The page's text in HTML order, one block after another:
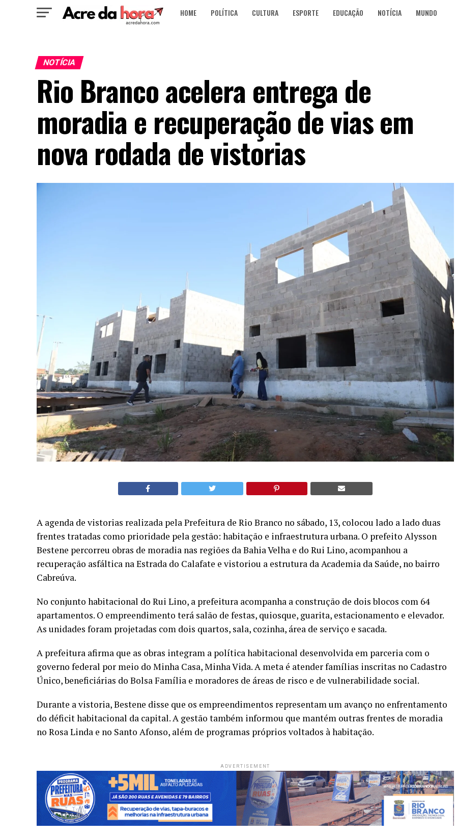
HOME POLÍTICA CULTURA ESPORTE EDUCAÇÃO NOTÍCIA MUNDO
NOTÍCIA
Rio Branco acelera entrega de
moradia e recuperação de vias em
nova rodada de vistorias
A agenda de vistorias realizada pela Prefeitura de Rio Branco no sábado, 13, colocou lado a lado duas
frentes tratadas como prioridade pela gestão: habitação e infraestrutura urbana. O prefeito Alysson
Bestene percorreu obras de moradia nas regiões da Bahia Velha e do Rui Lino, acompanhou a
recuperação asfáltica na Estrada do Calafate e vistoriou a estrutura da Academia da Saúde, no bairro
Cabreúva.
No conjunto habitacional do Rui Lino, a prefeitura acompanha a construção de dois blocos com 64
apartamentos. O empreendimento terá salão de festas, quiosque, guarita, estacionamento e elevador.
As unidades foram projetadas com dois quartos, sala, cozinha, área de serviço e sacada.
A prefeitura afirma que as obras integram a política habitacional desenvolvida em parceria com o
governo federal por meio do Minha Casa, Minha Vida. A meta é atender famílias inscritas no Cadastro
Único, beneficiárias do Bolsa Família e moradores de áreas de risco e de vulnerabilidade social.
Durante a vistoria, Bestene disse que os empreendimentos representam um avanço no enfrentamento
do déficit habitacional da capital. A gestão também informou que mantém outras frentes de moradia
no Rosa Linda e no Santo Afonso, além de programas próprios voltados à habitação.
ADVERTISEMENT